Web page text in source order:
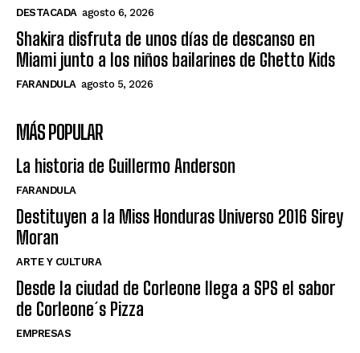
DESTACADA agosto 6, 2026
Shakira disfruta de unos días de descanso en
Miami junto a los niños bailarines de Ghetto Kids
FARANDULA agosto 5, 2026
MÁS POPULAR
La historia de Guillermo Anderson
FARANDULA
Destituyen a la Miss Honduras Universo 2016 Sirey
Moran
ARTE Y CULTURA
Desde la ciudad de Corleone llega a SPS el sabor
de Corleone´s Pizza
EMPRESAS